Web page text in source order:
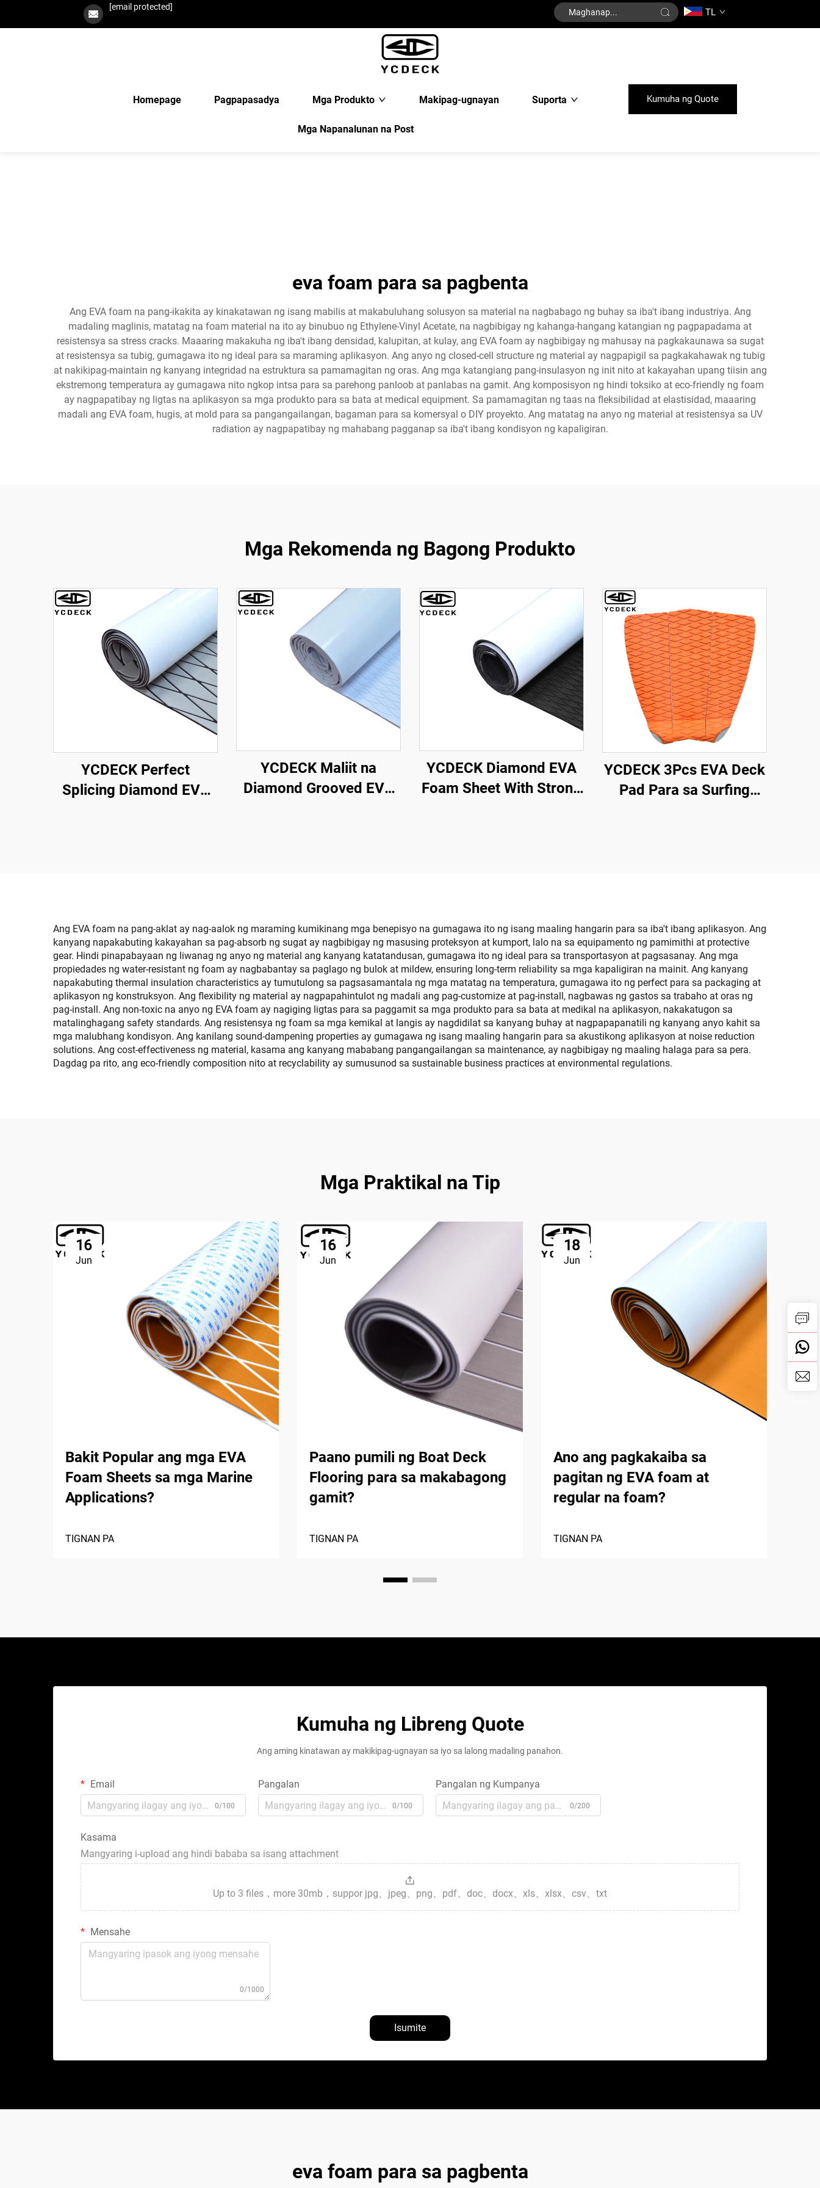
[email protected] TL
Homepage Pagpapasadya Mga Produkto Makipag-ugnayan Suporta
Mga Napanalunan na Post
Kumuha ng Quote
eva foam para sa pagbenta
Ang EVA foam na pang-ikakita ay kinakatawan ng isang mabilis at makabuluhang solusyon sa material na nagbabago ng buhay sa iba't ibang industriya. Ang
madaling maglinis, matatag na foam material na ito ay binubuo ng Ethylene-Vinyl Acetate, na nagbibigay ng kahanga-hangang katangian ng pagpapadama at
resistensya sa stress cracks. Maaaring makakuha ng iba't ibang densidad, kalupitan, at kulay, ang EVA foam ay nagbibigay ng mahusay na pagkakaunawa sa sugat
at resistensya sa tubig, gumagawa ito ng ideal para sa maraming aplikasyon. Ang anyo ng closed-cell structure ng material ay nagpapigil sa pagkakahawak ng tubig
at nakikipag-maintain ng kanyang integridad na estruktura sa pamamagitan ng oras. Ang mga katangiang pang-insulasyon ng init nito at kakayahan upang tiisin ang
ekstremong temperatura ay gumagawa nito ngkop intsa para sa parehong panloob at panlabas na gamit. Ang komposisyon ng hindi toksiko at eco-friendly ng foam
ay nagpapatibay ng ligtas na aplikasyon sa mga produkto para sa bata at medical equipment. Sa pamamagitan ng taas na fleksibilidad at elastisidad, maaaring
madali ang EVA foam, hugis, at mold para sa pangangailangan, bagaman para sa komersyal o DIY proyekto. Ang matatag na anyo ng material at resistensya sa UV
radiation ay nagpapatibay ng mahabang pagganap sa iba't ibang kondisyon ng kapaligiran.
Mga Rekomenda ng Bagong Produkto
YCDECK Perfect
Splicing Diamond EVA
YCDECK Maliit na
Diamond Grooved EVA
YCDECK Diamond EVA
Foam Sheet With Strong
YCDECK 3Pcs EVA Deck
Pad Para sa Surfing
Ang EVA foam na pang-aklat ay nag-aalok ng maraming kumikinang mga benepisyo na gumagawa ito ng isang maaling hangarin para sa iba't ibang aplikasyon. Ang
kanyang napakabuting kakayahan sa pag-absorb ng sugat ay nagbibigay ng masusing proteksyon at kumport, lalo na sa equipamento ng pamimithi at protective
gear. Hindi pinapabayaan ng liwanag ng anyo ng material ang kanyang katatandusan, gumagawa ito ng ideal para sa transportasyon at pagsasanay. Ang mga
propiedades ng water-resistant ng foam ay nagbabantay sa paglago ng bulok at mildew, ensuring long-term reliability sa mga kapaligiran na mainit. Ang kanyang
napakabuting thermal insulation characteristics ay tumutulong sa pagsasamantala ng mga matatag na temperatura, gumagawa ito ng perfect para sa packaging at
aplikasyon ng konstruksyon. Ang flexibility ng material ay nagpapahintulot ng madali ang pag-customize at pag-install, nagbawas ng gastos sa trabaho at oras ng
pag-install. Ang non-toxic na anyo ng EVA foam ay nagiging ligtas para sa paggamit sa mga produkto para sa bata at medikal na aplikasyon, nakakatugon sa
matalinghagang safety standards. Ang resistensya ng foam sa mga kemikal at langis ay nagdidilat sa kanyang buhay at nagpapapanatili ng kanyang anyo kahit sa
mga malubhang kondisyon. Ang kanilang sound-dampening properties ay gumagawa ng isang maaling hangarin para sa akustikong aplikasyon at noise reduction
solutions. Ang cost-effectiveness ng material, kasama ang kanyang mababang pangangailangan sa maintenance, ay nagbibigay ng maaling halaga para sa pera.
Dagdag pa rito, ang eco-friendly composition nito at recyclability ay sumusunod sa sustainable business practices at environmental regulations.
Mga Praktikal na Tip
16
Jun
Bakit Popular ang mga EVA
Foam Sheets sa mga Marine
Applications?
TIGNAN PA
16
Jun
Paano pumili ng Boat Deck
Flooring para sa makabagong
gamit?
TIGNAN PA
18
Jun
Ano ang pagkakaiba sa
pagitan ng EVA foam at
regular na foam?
TIGNAN PA
Kumuha ng Libreng Quote
Ang aming kinatawan ay makikipag-ugnayan sa iyo sa lalong madaling panahon.
Email
0/100
Pangalan
0/100
Pangalan ng Kumpanya
0/200
Kasama
Mangyaring i-upload ang hindi bababa sa isang attachment
Up to 3 files，more 30mb，suppor jpg、jpeg、png、pdf、doc、docx、xls、xlsx、csv、txt
Mensahe
0/1000
Isumite
eva foam para sa pagbenta